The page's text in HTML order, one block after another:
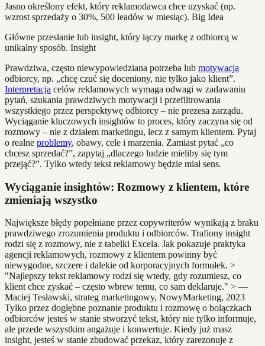
Jasno określony efekt, który reklamodawca chce uzyskać (np.
wzrost sprzedaży o 30%, 500 leadów w miesiąc). Big Idea
Główne przesłanie lub insight, który łączy markę z odbiorcą w
unikalny sposób. Insight
Prawdziwa, często niewypowiedziana potrzeba lub motywacja
odbiorcy, np. „chcę czuć się doceniony, nie tylko jako klient”.
Interpretacja celów reklamowych wymaga odwagi w zadawaniu
pytań, szukania prawdziwych motywacji i przefiltrowania
wszystkiego przez perspektywę odbiorcy – nie prezesa zarządu.
Wyciąganie kluczowych insightów to proces, który zaczyna się od
rozmowy – nie z działem marketingu, lecz z samym klientem. Pytaj
o realne problemy, obawy, cele i marzenia. Zamiast pytać „co
chcesz sprzedać?”, zapytaj „dlaczego ludzie mieliby się tym
przejąć?”. Tylko wtedy tekst reklamowy będzie miał sens.
Wyciąganie insightów: Rozmowy z klientem, które
zmieniają wszystko
Największe błędy popełniane przez copywriterów wynikają z braku
prawdziwego zrozumienia produktu i odbiorców. Trafiony insight
rodzi się z rozmowy, nie z tabelki Excela. Jak pokazuje praktyka
agencji reklamowych, rozmowy z klientem powinny być
niewygodne, szczere i dalekie od korporacyjnych formułek. >
"Najlepszy tekst reklamowy rodzi się wtedy, gdy rozumiesz, co
klient chce zyskać – często wbrew temu, co sam deklaruje." > —
Maciej Tesławski, strateg marketingowy, NowyMarketing, 2023
Tylko przez dogłębne poznanie produktu i rozmowę o bolączkach
odbiorców jesteś w stanie stworzyć tekst, który nie tylko informuje,
ale przede wszystkim angażuje i konwertuje. Kiedy już masz
insight, jesteś w stanie zbudować przekaz, który zarezonuje z